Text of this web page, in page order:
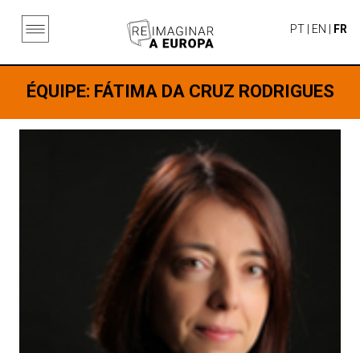
PT| EN FR
ÉQUIPE: FÁTIMA DA CRUZ RODRIGUES